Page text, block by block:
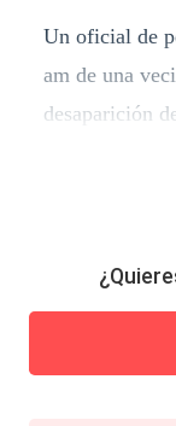
Un oficial de
am de una
desaparición